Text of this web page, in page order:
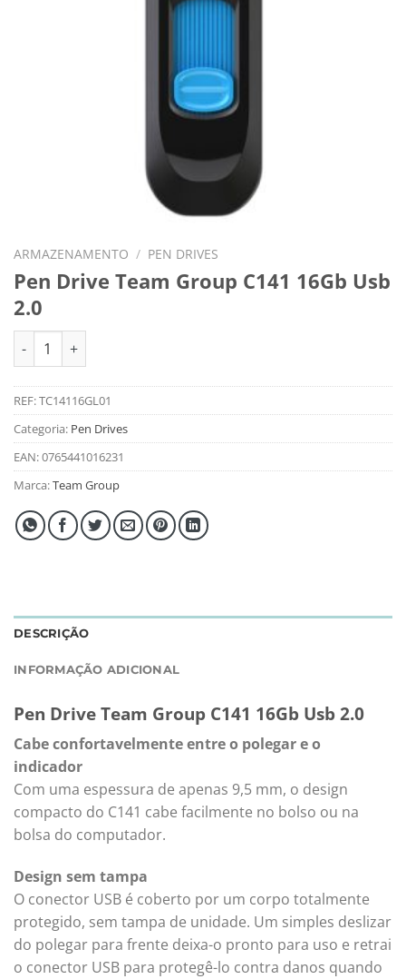
ARMAZENAMENTO / PEN DRIVES
Pen Drive Team Group C141 16Gb Usb
2.0
Quantidade de Pen Drive Team Group C141 16Gb Usb 2.0
REF:TC14116GL01
Categoria: Pen Drives
EAN:0765441016231
Marca:Team Group
DESCRIÇÃO
INFORMAÇÃO ADICIONAL
Pen Drive Team Group C141 16Gb Usb 2.0
Cabe confortavelmente entre o polegar e o
indicador
Com uma espessura de apenas 9,5 mm, o design
compacto do C141 cabe facilmente no bolso ou na
bolsa do computador.
Design sem tampa
O conector USB é coberto por um corpo totalmente
protegido, sem tampa de unidade. Um simples deslizar
do polegar para frente deixa-o pronto para uso e retrai
o conector USB para protegê-lo contra danos quando